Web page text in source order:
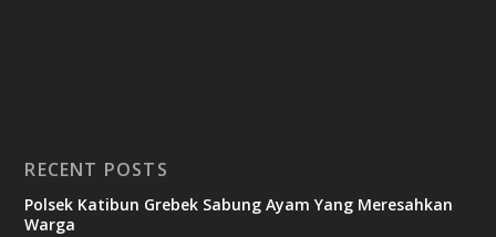
RECENT POSTS
Polsek Katibun Grebek Sabung Ayam Yang Meresahkan
Warga